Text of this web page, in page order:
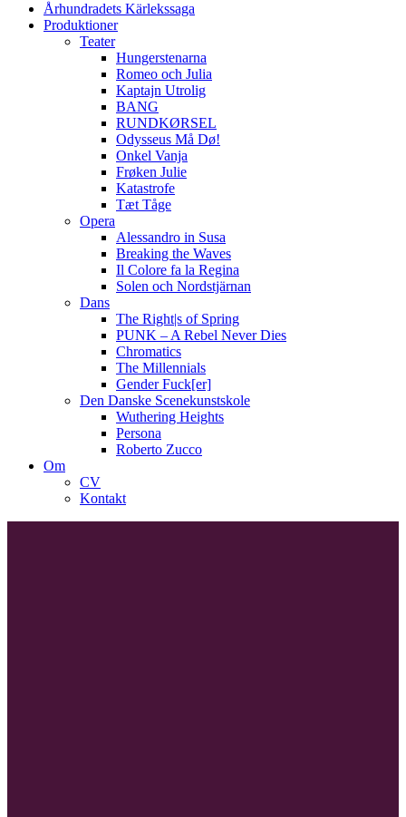
Århundradets Kärlekssaga
Produktioner
Teater
Hungerstenarna
Romeo och Julia
Kaptajn Utrolig
BANG
RUNDKØRSEL
Odysseus Må Dø!
Onkel Vanja
Frøken Julie
Katastrofe
Tæt Tåge
Opera
Alessandro in Susa
Breaking the Waves
Il Colore fa la Regina
Solen och Nordstjärnan
Dans
The Right|s of Spring
PUNK – A Rebel Never Dies
Chromatics
The Millennials
Gender Fuck[er]
Den Danske Scenekunstskole
Wuthering Heights
Persona
Roberto Zucco
Om
CV
Kontakt